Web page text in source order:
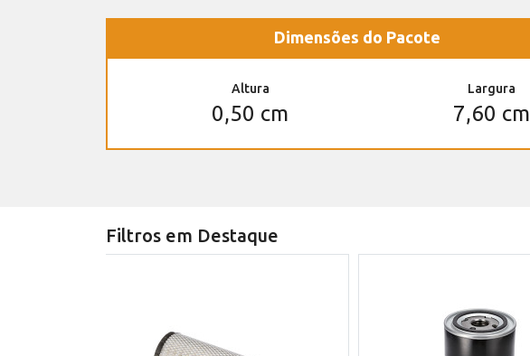
Dimensões do Pacote
Altura
0,50 cm
Largura
7,60 cm
Filtros em Destaque